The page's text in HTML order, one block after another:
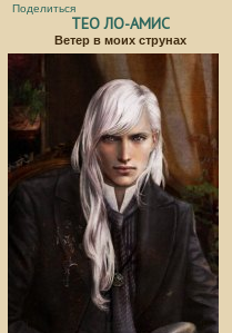
Поделиться
ТЕО ЛО-АМИС
Ветер в моих струнах